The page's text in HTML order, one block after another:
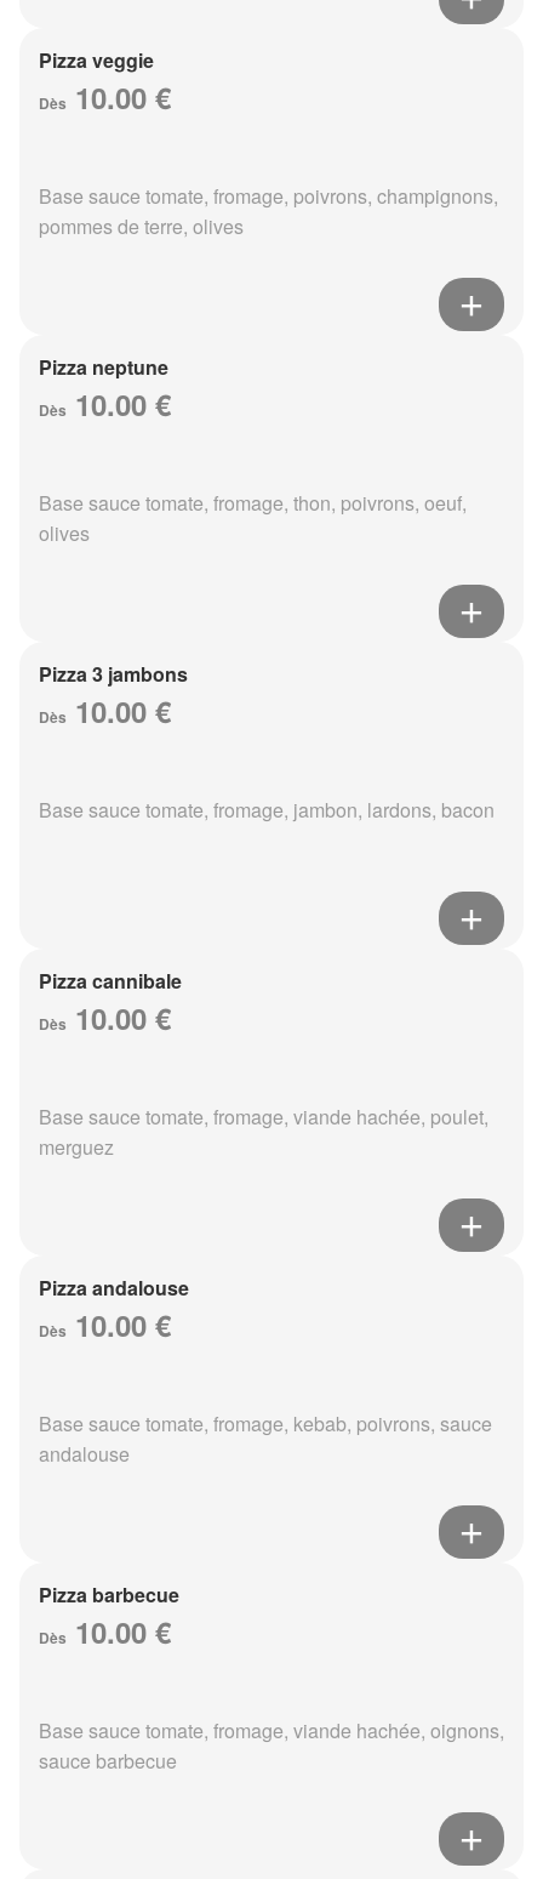
Pizza veggie
Dès 10.00 €
Base sauce tomate, fromage, poivrons, champignons,
pommes de terre, olives
Pizza neptune
Dès 10.00 €
Base sauce tomate, fromage, thon, poivrons, oeuf,
olives
Pizza 3 jambons
Dès 10.00 €
Base sauce tomate, fromage, jambon, lardons, bacon
Pizza cannibale
Dès 10.00 €
Base sauce tomate, fromage, viande hachée, poulet,
merguez
Pizza andalouse
Dès 10.00 €
Base sauce tomate, fromage, kebab, poivrons, sauce
andalouse
Pizza barbecue
Dès 10.00 €
Base sauce tomate, fromage, viande hachée, oignons,
sauce barbecue